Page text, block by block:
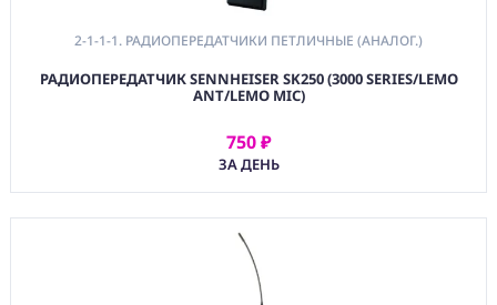
2-1-1-1. РАДИОПЕРЕДАТЧИКИ ПЕТЛИЧНЫЕ (АНАЛОГ.)
РАДИОПЕРЕДАТЧИК SENNHEISER SK250 (3000 SERIES/LEMO
ANT/LEMO MIC)
750 ₽
ЗА ДЕНЬ
АРЕНДОВАТЬ